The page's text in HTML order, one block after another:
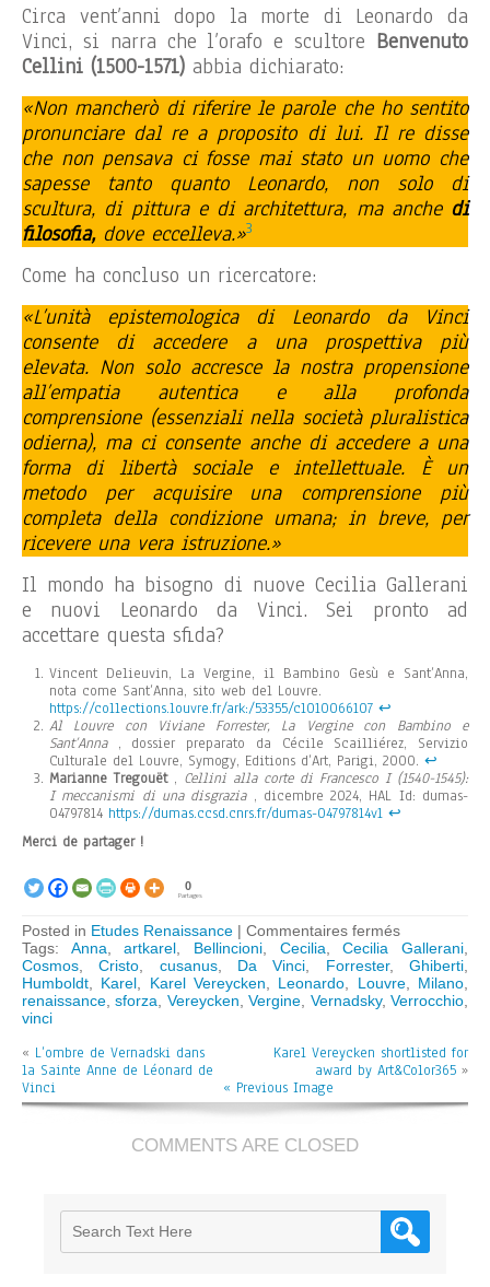
Circa vent’anni dopo la morte di Leonardo da
Vinci, si narra che l’orafo e scultore Benvenuto
Cellini (1500-1571) abbia dichiarato:
«Non mancherò di riferire le parole che ho sentito
pronunciare dal re a proposito di lui. Il re disse
che non pensava ci fosse mai stato un uomo che
sapesse tanto quanto Leonardo, non solo di
scultura, di pittura e di architettura, ma anche di
filosofia,dove eccelleva.»3
Come ha concluso un ricercatore:
«L’unità epistemologica di Leonardo da Vinci
consente di accedere a una prospettiva più
elevata. Non solo accresce la nostra propensione
all’empatia autentica e alla profonda
comprensione (essenziali nella società pluralistica
odierna), ma ci consente anche di accedere a una
forma di libertà sociale e intellettuale. È un
metodo per acquisire una comprensione più
completa della condizione umana; in breve, per
ricevere una vera istruzione.»
Il mondo ha bisogno di nuove Cecilia Gallerani
e nuovi Leonardo da Vinci. Sei pronto ad
accettare questa sfida?
Vincent Delieuvin, La Vergine, il Bambino Gesù e Sant’Anna,
nota come Sant’Anna, sito web del Louvre.
https://collections.louvre.fr/ark:/53355/cl010066107 ↩︎
Al Louvre con Viviane Forrester, La Vergine con Bambino e
Sant’Anna, dossier preparato da Cécile Scailliérez, Servizio
Culturale del Louvre, Symogy, Editions d’Art, Parigi, 2000. ↩︎
Marianne Tregouët, Cellini alla corte di Francesco I (1540-1545):
I meccanismi di una disgrazia, dicembre 2024, HAL Id: dumas-
04797814 https://dumas.ccsd.cnrs.fr/dumas-04797814v1 ↩︎
Merci de partager !
0
Partages
Posted in Etudes Renaissance | Commentaires ferméssur
L’ombra
di
Vernadsky
nella
Leonardo
da
Tags: Anna ,artkarel Bellincioni Cecilia ,Cecilia Gallerani
Cosmos ,Cristo cusanus, Da Vinci Forrester,Ghiberti
Humboldt
Karel Karel Vereycken Leonardo Louvre, Milano
renaissance ,sforza Vereycken ,Vergine Vernadsky,Verrocchio
vinci
« L’ombre de Vernadski dans
la Sainte Anne de Léonard de
Vinci
Karel Vereycken shortlisted for
award by Art&Color365 »
« Previous Image
COMMENTS ARE CLOSED